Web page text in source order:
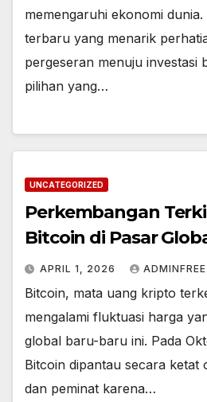
memengaruhi ekonomi
terbaru yang menarik
pergeseran menuju investasi
pilihan yang…
UNCATEGORIZED
Perkembangan
Bitcoin di Pasar
APRIL 1, 2026 ADMINFREE
Bitcoin, mata uang kripto
mengalami fluktuasi harga
global baru-baru ini. Pada
Bitcoin dipantau secara ketat
dan peminat karena…